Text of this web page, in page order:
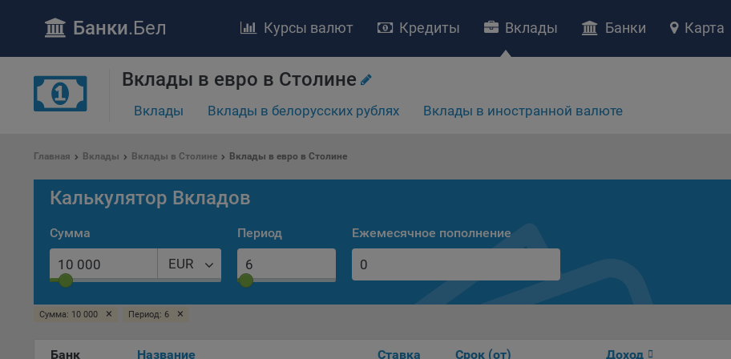
уделяет особое внимание защите персональных данных при их обработке и
Утверждение положения о политике обработки файлов cookie (далее –
осуществляют использование веб-сайта Общества с доменным именем
«bankibel.by», для каких целей и каким образом Общество обрабатывает
компьютера (мобильного устройства) пользователя сайта Общества,
Банки.Бел Курсы валют Кредиты Вклады Банки Карта
Вклады в евро в Столине
Вклады Вклады в белорусских рублях Вклады в иностранной валюте
Главная Вклады Вклады в Столине Вклады в евро в Столине
Калькулятор Вкладов
Сумма
EUR
Период Ежемесячное пополнение
Сумма: 10 000 × Период: 6 ×
Банк Название Ставка Срок (от) Доход